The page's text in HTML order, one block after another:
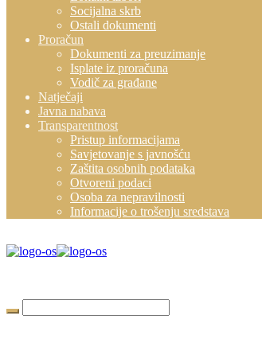
Socijalna skrb
Ostali dokumenti
Proračun
Dokumenti za preuzimanje
Isplate iz proračuna
Vodič za građane
Natječaji
Javna nabava
Transparentnost
Pristup informacijama
Savjetovanje s javnošću
Zaštita osobnih podataka
Otvoreni podaci
Osoba za nepravilnosti
Informacije o trošenju sredstava